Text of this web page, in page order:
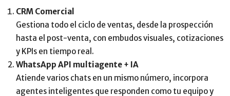
CRM Comercial
Gestiona todo el ciclo de ventas, desde la prospección
hasta el post-venta, con embudos visuales, cotizaciones
y KPIs en tiempo real.
WhatsApp API multiagente + IA
Atiende varios chats en un mismo número, incorpora
agentes inteligentes que responden como tu equipo y